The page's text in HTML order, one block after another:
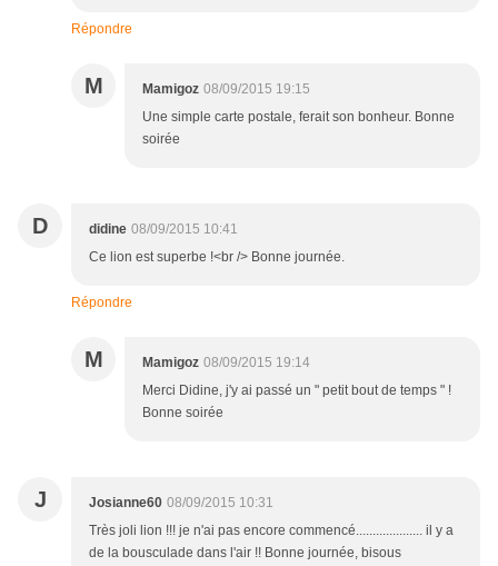
Répondre
M Mamigoz 08/09/2015 19:15
Une simple carte postale, ferait son bonheur. Bonne
soirée
D didine 08/09/2015 10:41
Ce lion est superbe !<br /> Bonne journée.
Répondre
M Mamigoz 08/09/2015 19:14
Merci Didine, j'y ai passé un " petit bout de temps " !
Bonne soirée
J Josianne60 08/09/2015 10:31
Très joli lion !!! je n'ai pas encore commencé.................... il y a
de la bousculade dans l'air !! Bonne journée, bisous